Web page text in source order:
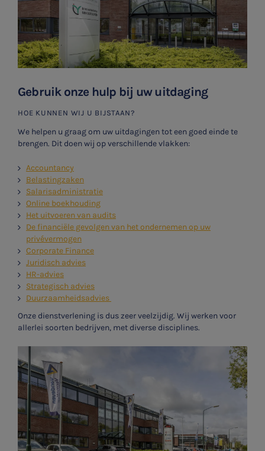
Gebruik onze hulp bij uw uitdaging
HOE KUNNEN WIJ U BIJSTAAN?
We helpen u graag om uw uitdagingen tot een goed einde te
brengen. Dit doen wij op verschillende vlakken:
Accountancy
Belastingzaken
Salarisadministratie
Online boekhouding
Het uitvoeren van audits
De financiële gevolgen van het ondernemen op uw
privévermogen
Corporate Finance
Juridisch advies
HR-advies
Strategisch advies
Duurzaamheidsadvies
Onze dienstverlening is dus zeer veelzijdig. Wij werken voor
allerlei soorten bedrijven, met diverse disciplines.